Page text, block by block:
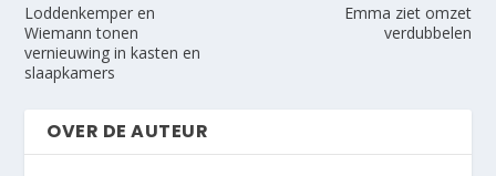
Loddenkemper en
Wiemann tonen
vernieuwing in kasten en
slaapkamers
Emma ziet omzet
verdubbelen
OVER DE AUTEUR